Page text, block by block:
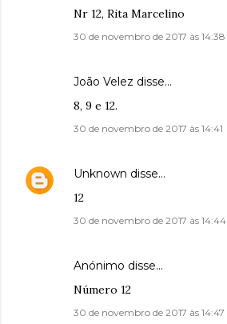
Nr 12, Rita Marcelino
30 de novembro de 2017 às 14:38
João Velez disse…
8, 9 e 12.
30 de novembro de 2017 às 14:41
Unknown disse…
12
30 de novembro de 2017 às 14:44
Anónimo disse…
Número 12
30 de novembro de 2017 às 14:47